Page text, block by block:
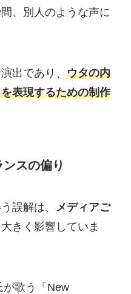
、別人のような声に
出であり、 ウタの内
表現するための制作
スの偏り
誤解は、 メディアご
きく影響していま
が歌う「New